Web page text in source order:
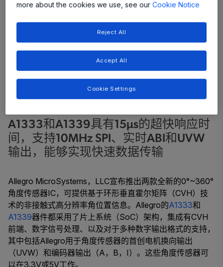
A1333和A1339具有15µs的超快响应时
间，支持10MHz SPI、实时ABI和UVW
输出，能够实现快速数据传输
Allegro MicroSystems，LLC宣布推出两款全新的0°~360°
角度传感器IC，可提供基于环形垂直霍尔矩阵（CVH）技
术的非接触式高分辨率角位置信息。Allegro的A1333和
A1339器件都采用了片上系统（SoC）架构，集成有CVH
前端、数字信号处理、以及对于多种数字输出格式的支持，
其中包括Allegro用于角度传感器的首创电机换向输出
（UVW）和编码器输出（A，B，I）。这些角度传感器可
以在3.3V或5V工作。
more about the cookies we use, see ourCookie Notice
Reject All
Accept All
Cookie Settings